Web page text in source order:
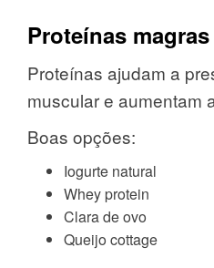
Proteínas magras
Proteínas ajudam a
muscular e aumentam
Boas opções:
Iogurte natural
Whey protein
Clara de ovo
Queijo cottage